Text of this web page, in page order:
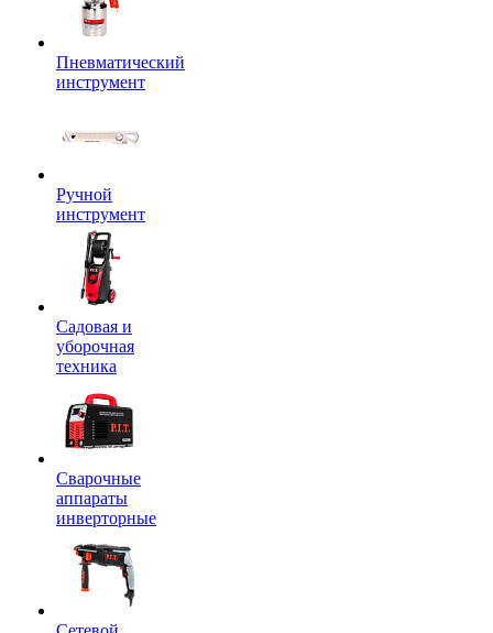
Пневматический
инструмент
Ручной
инструмент
Садовая и
уборочная
техника
Сварочные
аппараты
инверторные